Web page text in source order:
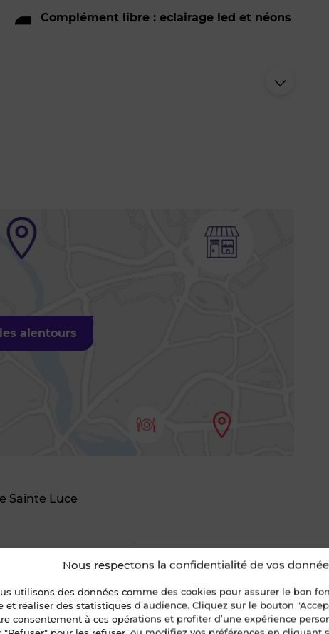
Nous respectons la confidentialité de vos
utilisons des données comme des cookies pour assurer le bon
et réaliser des statistiques d’audience. Cliquez sur le bouton
consentement à ces opérations et profiter d’une expérience
Complément libre : eclairage led et néons
alentours
Sainte Luce
Indice d'émission de gaz à effet de
serre (GES)